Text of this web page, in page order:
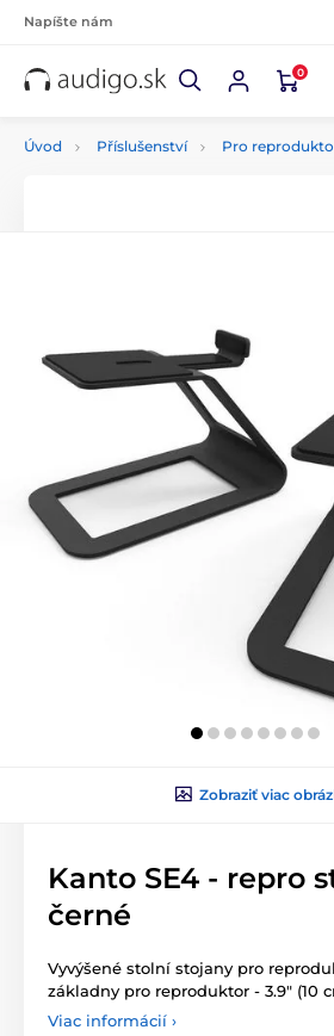
Napíšte nám
0
Úvod Příslušenství Pro
Zobraziť viac
Kanto SE4 - repro
černé
Vyvýšené stolní stojany pro
základny pro reproduktor - 3.9" (10
Viac informácií ›